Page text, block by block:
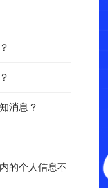
消息？
的个人信息不